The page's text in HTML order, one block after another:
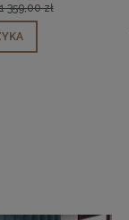
359,00 zł